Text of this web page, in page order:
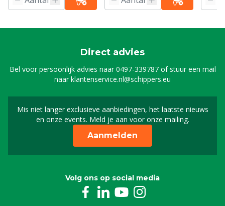
Direct advies
Bel voor persoonlijk advies naar0497-339787of stuur een mail
naarklantenservice.nl@schippers.eu
Mis niet langer exclusieve aanbiedingen, het laatste nieuws
en onze events. Meld je aan voor onze mailing.
Schrijf je in voor onze
Aanmelden
Volg ons op social media